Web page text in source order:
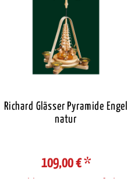
Richard Glässer Pyramide
natur
109,00 €*